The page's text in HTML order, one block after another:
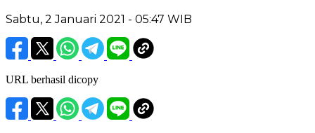
Sabtu, 2 Januari 2021 - 05:47 WIB
URL berhasil dicopy